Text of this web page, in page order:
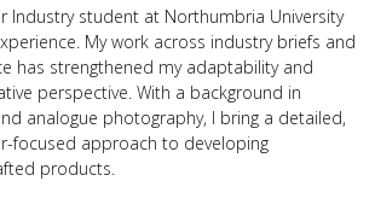
Industry student at Northumbria University
My work across industry briefs and
has strengthened my adaptability and
perspective. With a background in
analogue photography, I bring a detailed,
focused approach to developing
products.